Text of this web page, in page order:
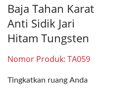
Baja Tahan Karat
Anti Sidik Jari
Hitam Tungsten
Nomor Produk: TA059
Tingkatkan ruang Anda